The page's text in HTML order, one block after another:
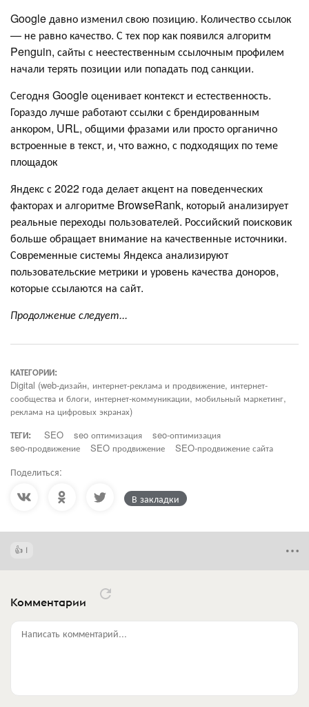
Google давно изменил свою позицию. Количество ссылок
— не равно качество. С тех пор как появился алгоритм
Penguin, сайты с неестественным ссылочным профилем
начали терять позиции или попадать под санкции.
Сегодня Google оценивает контекст и естественность.
Гораздо лучше работают ссылки с брендированным
анкором, URL, общими фразами или просто органично
встроенные в текст, и, что важно, с подходящих по теме
площадок
Яндекс с 2022 года делает акцент на поведенческих
факторах и алгоритме BrowseRank, который анализирует
реальные переходы пользователей. Российский поисковик
больше обращает внимание на качественные источники.
Современные системы Яндекса анализируют
пользовательские метрики и уровень качества доноров,
которые ссылаются на сайт.
Продолжение следует...
КАТЕГОРИИ:
Digital (web-дизайн, интернет-реклама и продвижение, интернет-
сообщества и блоги, интернет-коммуникации, мобильный маркетинг,
реклама на цифровых экранах)
ТЕГИ:
SEO seo оптимизация
seo-оптимизация
seo-продвижение
SEO продвижение SEO-продвижение сайта
Поделиться:
В закладки
1
Комментарии
Написать комментарий...